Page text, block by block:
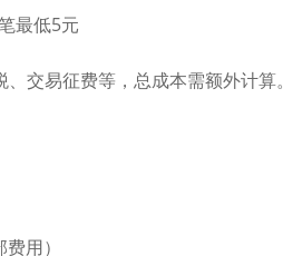
最低5元
交易征费等，总成本需额外计算。
用）